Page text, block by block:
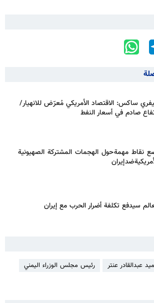
ساكس: الاقتصاد الأمريكي مُعرّض للانهيار/
صادم في أسعار النفط
نقاط مهمة حول الهجمات المشتركة الصهيونية
ضد إيران
سيدفع تكلفة أضرار الحرب مع إيران
عبدالقادر عنتر
رئیس مجلس الوزراء اليمني